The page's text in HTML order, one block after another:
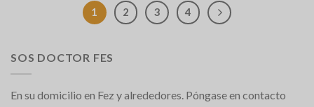
1 2 3 4
SOS DOCTOR FES
En su domicilio en Fez y alrededores. Póngase en contacto